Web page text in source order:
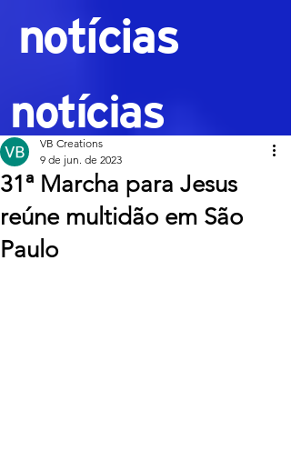
notícias
31ª Marcha para Jesus
reúne multidão em São
Paulo
VB Creations
9 de jun. de 2023
notícias